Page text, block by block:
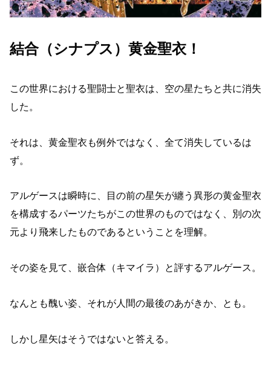
結合（シナプス）黄金聖衣！
この世界における聖闘士と聖衣は、空の星たちと共に消失
した。
それは、黄金聖衣も例外ではなく、全て消失しているは
ず。
アルゲースは瞬時に、目の前の星矢が纏う異形の黄金聖衣
を構成するパーツたちがこの世界のものではなく、別の次
元より飛来したものであるということを理解。
その姿を見て、嵌合体（キマイラ）と評するアルゲース。
なんとも醜い姿、それが人間の最後のあがきか、とも。
しかし星矢はそうではないと答える。